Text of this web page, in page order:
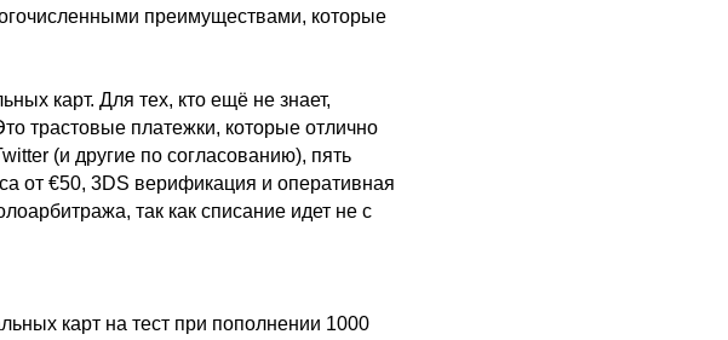
преимуществами, которые
карт. Для тех, кто ещё не знает,
трастовые платежки, которые отлично
(и другие по согласованию), пять
от €50, 3DS верификация и оперативная
так как списание идет не с
карт на тест при пополнении 1000